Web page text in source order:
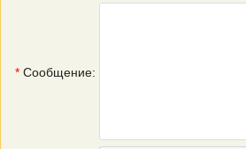
* Сообщение: